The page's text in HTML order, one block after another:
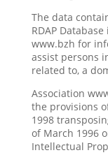
The data
RDAP
www.bzh for
assist persons
related to, a
Association
the provisions
1998
of March 1996
Intellectual